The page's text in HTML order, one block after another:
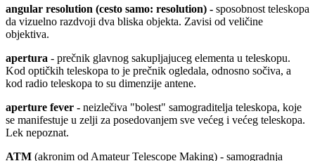
angular resolution (cesto samo: resolution) - sposobnost teleskopa
da vizuelno razdvoji dva bliska objekta. Zavisi od veličine
objektiva.
apertura - prečnik glavnog sakupljajuceg elementa u teleskopu.
Kod optičkih teleskopa to je prečnik ogledala, odnosno sočiva, a
kod radio teleskopa to su dimenzije antene.
aperture fever - neizlečiva "bolest" samograditelja teleskopa, koje
se manifestuje u zelji za posedovanjem sve većeg i većeg teleskopa.
Lek nepoznat.
ATM (akronim od Amateur Telescope Making) - samogradnja